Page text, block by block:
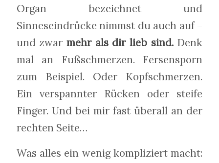
Organ bezeichnet und
Sinneseindrücke nimmst du auch auf –
und zwar mehr als dir lieb sind.Denk
mal an Fußschmerzen. Fersensporn
zum Beispiel. Oder Kopfschmerzen.
Ein verspannter Rücken oder steife
Finger. Und bei mir fast überall an der
rechten Seite…
Was alles ein wenig kompliziert macht: